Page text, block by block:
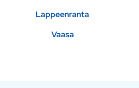
Lappeenranta
Vaasa